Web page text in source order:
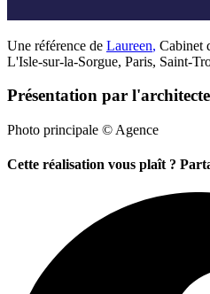
Une référence de Laureen, Cabinet
L'Isle-sur-la-Sorgue, Paris, Saint-
Présentation par
Photo principale © Agence
Cette réalisation vous plaît ?